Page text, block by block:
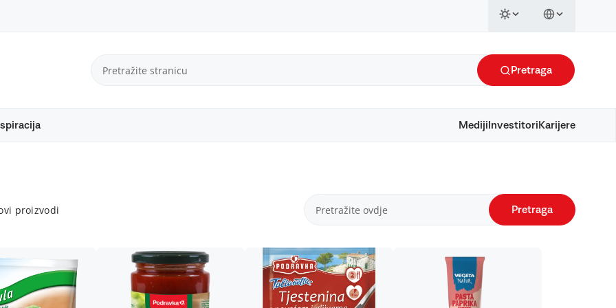
Pretraga
Mediji Investitori Karijere
proizvodi Pretraga